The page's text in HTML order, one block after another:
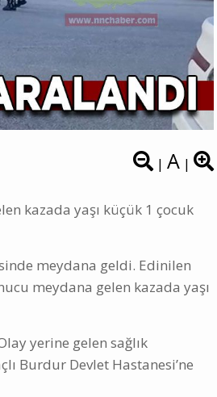
| A|
kazada yaşı küçük 1 çocuk
meydana geldi. Edinilen
meydana gelen kazada yaşı
yerine gelen sağlık
Burdur Devlet Hastanesi’ne